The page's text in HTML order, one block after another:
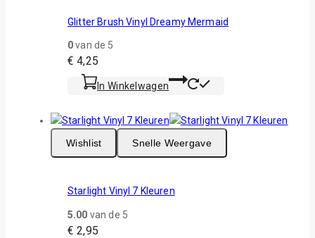
Glitter Brush Vinyl Dreamy Mermaid
0van de 5
€ 4,25
In Winkelwagen
Wishlist Snelle Weergave
Starlight Vinyl 7 Kleuren
5.00 van de 5
€ 2,95